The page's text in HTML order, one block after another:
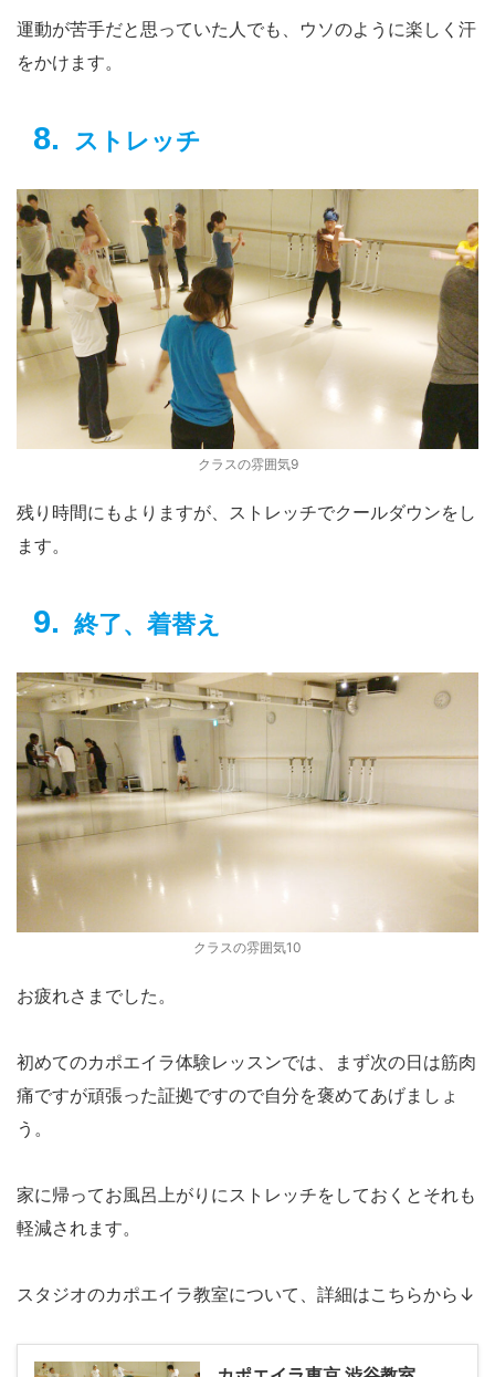
運動が苦手だと思っていた人でも、ウソのように楽しく汗
をかけます。
ストレッチ
クラスの雰囲気9
残り時間にもよりますが、ストレッチでクールダウンをし
ます。
終了、着替え
クラスの雰囲気10
お疲れさまでした。
初めてのカポエイラ体験レッスンでは、まず次の日は筋肉
痛ですが頑張った証拠ですので自分を褒めてあげましょ
う。
家に帰ってお風呂上がりにストレッチをしておくとそれも
軽減されます。
スタジオのカポエイラ教室について、詳細はこちらから↓